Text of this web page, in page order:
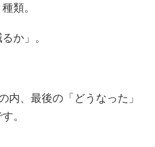
類。
か」。
内、最後の「どうなった」
。